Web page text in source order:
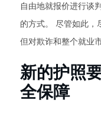
自由地就报价进行谈
的方式。 尽管如此，
但对欺诈和整个就业
新的护照
全保障